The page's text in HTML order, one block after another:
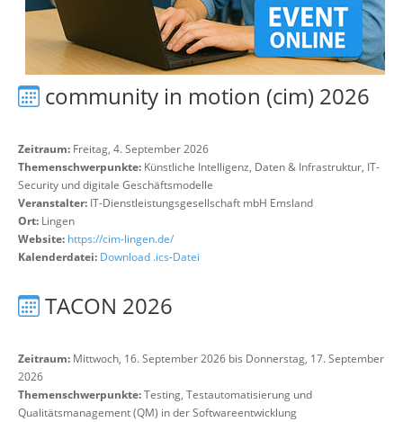
community in motion (cim) 2026
Zeitraum: Freitag, 4. September 2026
Themenschwerpunkte: Künstliche Intelligenz, Daten & Infrastruktur, IT-
Security und digitale Geschäftsmodelle
Veranstalter: IT-Dienstleistungsgesellschaft mbH Emsland
Ort: Lingen
Website: https://cim-lingen.de/
Kalenderdatei: Download .ics-Datei
TACON 2026
Zeitraum: Mittwoch, 16. September 2026 bis Donnerstag, 17. September
2026
Themenschwerpunkte:Testing, Testautomatisierung und
Qualitätsmanagement (QM) in der Softwareentwicklung